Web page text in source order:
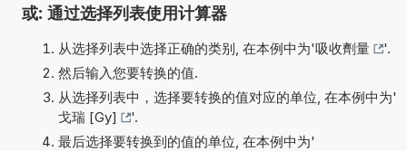
或: 通过选择列表使用计算器
从选择列表中选择正确的类别, 在本例中为'吸收劑量
'.
然后输入您要转换的值.
从选择列表中，选择要转换的值对应的单位, 在本例中为'
戈瑞 [Gy]
'.
最后选择要转换到的值的单位, 在本例中为'